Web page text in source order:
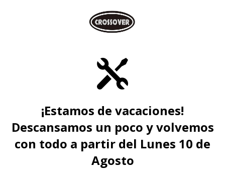
¡Estamos de vacaciones!
Descansamos un poco y volvemos
con todo a partir del Lunes 10 de
Agosto